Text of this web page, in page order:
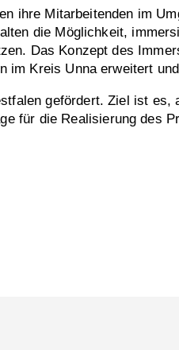
ihre Mitarbeitenden im
die Möglichkeit,
Das Konzept des
im Kreis Unna erweitert
gefördert. Ziel ist
für die Realisierung des